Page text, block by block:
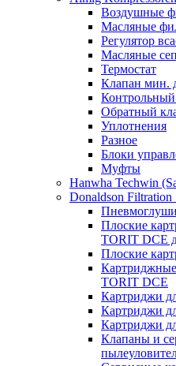
Воздушные
Масляные
Регулятор
Масляные
Термостат
Клапан мин.
Обратный
Уплотнения
Разное
Блоки
Муфты
Hanwha Techwin
Donaldson Filtration
Плоские
TORIT DCE
Плоские
TORIT DCE
Картриджи
Картриджи
Картриджи
Клапаны и